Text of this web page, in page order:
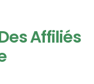
Affiliés